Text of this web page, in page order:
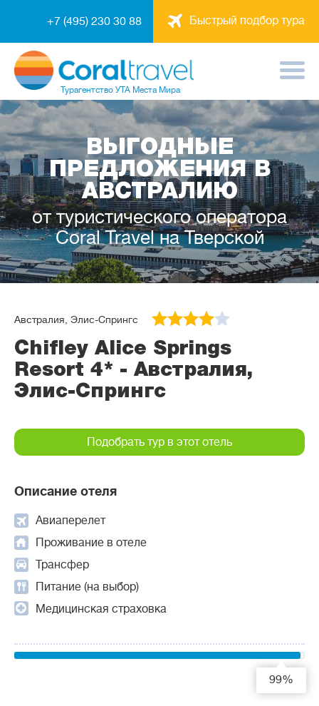
Быстрый подбор тура
+7 (495) 230 30 88
Турагентство УТА Места Мира
ВЫГОДНЫЕ
ПРЕДЛОЖЕНИЯ В
АВСТРАЛИЮ
от туристического оператора
Coral Travel на Тверской
Австралия, Элис-Спрингс
Chifley Alice Springs
Resort 4* - Австралия,
Элис-Спрингс
Описание отеля
Авиаперелет
Проживание в отеле
Трансфер
Питание (на выбор)
Медицинская страховка
Подобрать тур в этот отель
99%